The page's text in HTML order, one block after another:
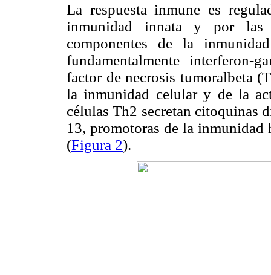
La respuesta inmune es
inmunidad innata y por
componentes de la
fundamentalmente
factor de necrosis tumoralbeta
la inmunidad celular y de la
células Th2 secretan citoquinas
13, promotoras de la
(Figura 2).